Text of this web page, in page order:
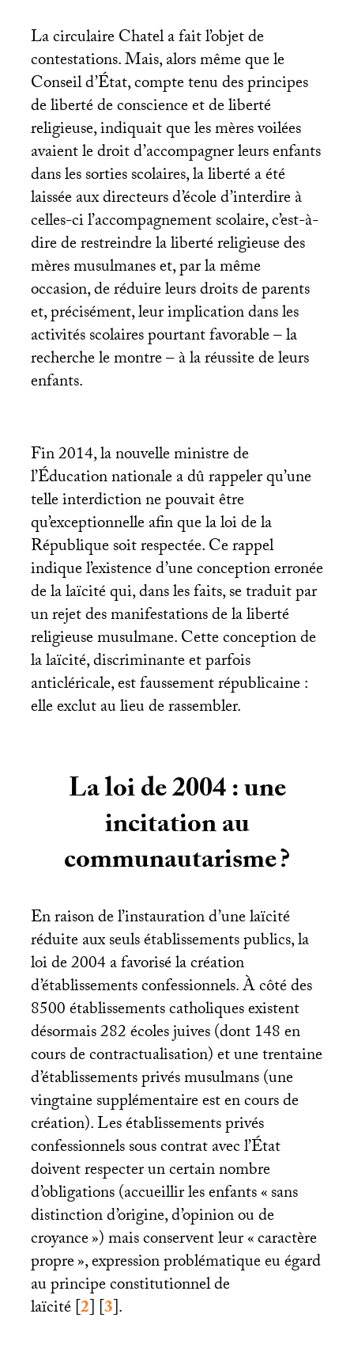
La circulaire Chatel a fait l’objet de
contestations. Mais, alors même que le
Conseil d’État, compte tenu des principes
de liberté de conscience et de liberté
religieuse, indiquait que les mères voilées
avaient le droit d’accompagner leurs enfants
dans les sorties scolaires, la liberté a été
laissée aux directeurs d’école d’interdire à
celles-ci l’accompagnement scolaire, c’est-à-
dire de restreindre la liberté religieuse des
mères musulmanes et, par la même
occasion, de réduire leurs droits de parents
et, précisément, leur implication dans les
activités scolaires pourtant favorable – la
recherche le montre – à la réussite de leurs
enfants.
Fin 2014, la nouvelle ministre de
l’Éducation nationale a dû rappeler qu’une
telle interdiction ne pouvait être
qu’exceptionnelle afin que la loi de la
République soit respectée. Ce rappel
indique l’existence d’une conception erronée
de la laïcité qui, dans les faits, se traduit par
un rejet des manifestations de la liberté
religieuse musulmane. Cette conception de
la laïcité, discriminante et parfois
anticléricale, est faussement républicaine :
elle exclut au lieu de rassembler.
La loi de 2004 : une
incitation au
communautarisme?
En raison de l’instauration d’une laïcité
réduite aux seuls établissements publics, la
loi de 2004 a favorisé la création
d’établissements confessionnels. À côté des
8500 établissements catholiques existent
désormais 282 écoles juives (dont 148 en
cours de contractualisation) et une trentaine
d’établissements privés musulmans (une
vingtaine supplémentaire est en cours de
création). Les établissements privés
confessionnels sous contrat avec l’État
doivent respecter un certain nombre
d’obligations (accueillir les enfants «sans
distinction d’origine, d’opinion ou de
croyance») mais conservent leur «caractère
propre», expression problématique eu égard
au principe constitutionnel de
laïcité[2][3].